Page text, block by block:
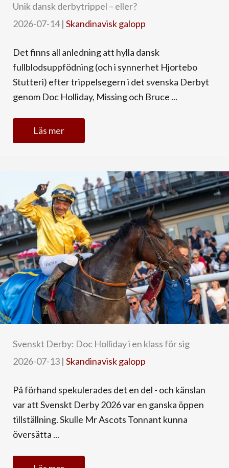
Unik dansk derbytrippel – eller?
2026-07-14| Skandinavisk galopp
Det finns all anledning att hylla dansk
fullblodsuppfödning (och i synnerhet Hjortebo
Stutteri) efter trippelsegern i det svenska Derbyt
genom Doc Holliday, Missing och Bruce ...
Läs mer
Svenskt Derby: Doc Holliday i en klass för sig
2026-07-13 | Skandinavisk galopp
På förhand spekulerades det en del - och känslan
var att Svenskt Derby 2026 var en ganska öppen
tillställning. Skulle Mr Ascots Tonnant kunna
översätta ...